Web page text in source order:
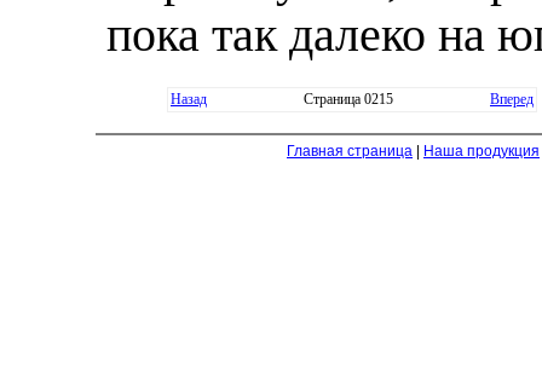
пока так далеко на
Назад Страница 0215 Вперед
Главная страница | Наша продукция